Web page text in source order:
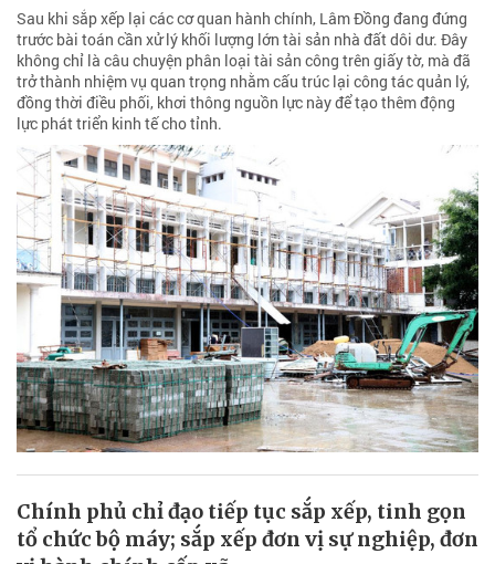
Sau khi sắp xếp lại các cơ quan hành chính, Lâm Đồng đang đứng
trước bài toán cần xử lý khối lượng lớn tài sản nhà đất dôi dư. Đây
không chỉ là câu chuyện phân loại tài sản công trên giấy tờ, mà đã
trở thành nhiệm vụ quan trọng nhằm cấu trúc lại công tác quản lý,
đồng thời điều phối, khơi thông nguồn lực này để tạo thêm động
lực phát triển kinh tế cho tỉnh.
Chính phủ chỉ đạo tiếp tục sắp xếp, tinh gọn
tổ chức bộ máy; sắp xếp đơn vị sự nghiệp, đơn